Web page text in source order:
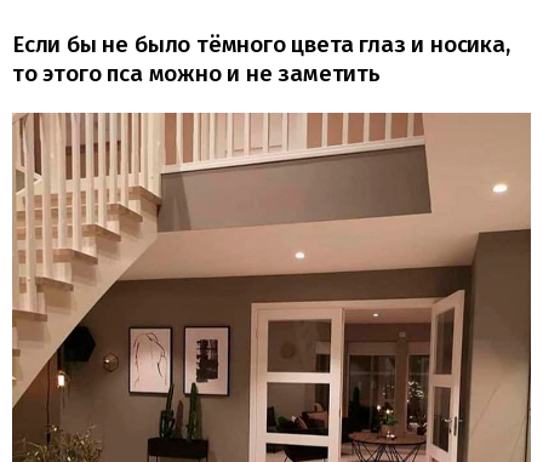
Если бы не было тёмного цвета глаз и носика,
то этого пса можно и не заметить